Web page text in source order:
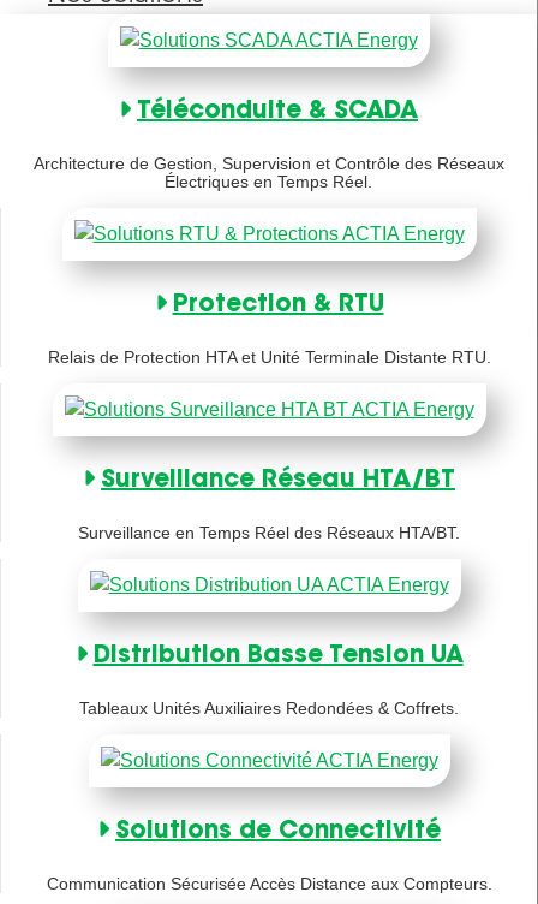
Téléconduite & SCADA
Architecture de Gestion, Supervision et Contrôle des Réseaux
Électriques en Temps Réel.
Protection & RTU
Relais de Protection HTA et Unité Terminale Distante RTU.
Surveillance Réseau HTA/BT
Surveillance en Temps Réel des Réseaux HTA/BT.
Distribution Basse Tension UA
Tableaux Unités Auxiliaires Redondées & Coffrets.
Solutions de Connectivité
Communication Sécurisée Accès Distance aux Compteurs.